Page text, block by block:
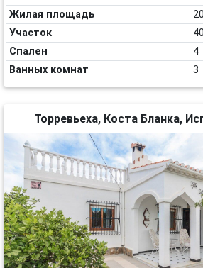
Жилая площадь
Участок
Спален
4
Ванных комнат
3
Торревьеха, Коста Бланка,